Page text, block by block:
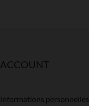
ACCOUNT
Informations personnelles